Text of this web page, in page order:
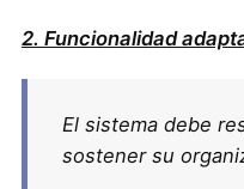
2. Funcionalidad
El sistema debe
sostener su